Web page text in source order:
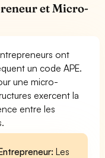
et Micro-
ont
un code APE.
une micro-
exercent la
entre les
Les